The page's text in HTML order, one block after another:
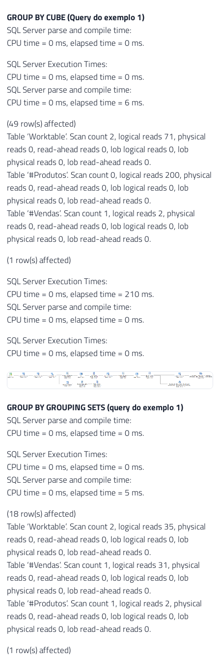
GROUP BY CUBE (Query do exemplo 1)
SQL Server parse and compile time:
CPU time = 0 ms, elapsed time = 0 ms.
SQL Server Execution Times:
CPU time = 0 ms, elapsed time = 0 ms.
SQL Server parse and compile time:
CPU time = 0 ms, elapsed time = 6 ms.
(49 row(s) affected)
Table ‘Worktable’. Scan count 2, logical reads 71, physical
reads 0, read-ahead reads 0, lob logical reads 0, lob
physical reads 0, lob read-ahead reads 0.
Table ‘#Produtos’. Scan count 0, logical reads 200, physical
reads 0, read-ahead reads 0, lob logical reads 0, lob
physical reads 0, lob read-ahead reads 0.
Table ‘#Vendas’. Scan count 1, logical reads 2, physical
reads 0, read-ahead reads 0, lob logical reads 0, lob
physical reads 0, lob read-ahead reads 0.
(1 row(s) affected)
SQL Server Execution Times:
CPU time = 0 ms, elapsed time = 210 ms.
SQL Server parse and compile time:
CPU time = 0 ms, elapsed time = 0 ms.
SQL Server Execution Times:
CPU time = 0 ms, elapsed time = 0 ms.
GROUP BY GROUPING SETS (query do exemplo 1)
SQL Server parse and compile time:
CPU time = 0 ms, elapsed time = 0 ms.
SQL Server Execution Times:
CPU time = 0 ms, elapsed time = 0 ms.
SQL Server parse and compile time:
CPU time = 0 ms, elapsed time = 5 ms.
(18 row(s) affected)
Table ‘Worktable’. Scan count 2, logical reads 35, physical
reads 0, read-ahead reads 0, lob logical reads 0, lob
physical reads 0, lob read-ahead reads 0.
Table ‘#Vendas’. Scan count 1, logical reads 31, physical
reads 0, read-ahead reads 0, lob logical reads 0, lob
physical reads 0, lob read-ahead reads 0.
Table ‘#Produtos’. Scan count 1, logical reads 2, physical
reads 0, read-ahead reads 0, lob logical reads 0, lob
physical reads 0, lob read-ahead reads 0.
(1 row(s) affected)